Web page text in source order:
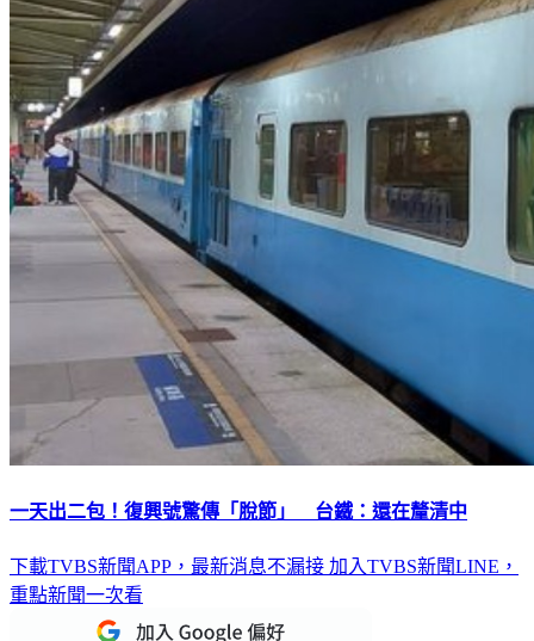
一天出二包！復興號驚傳「脫節」 台鐵：還在釐清中
下載TVBS新聞APP，最新消息不漏接 加入TVBS新聞LINE，
重點新聞一次看